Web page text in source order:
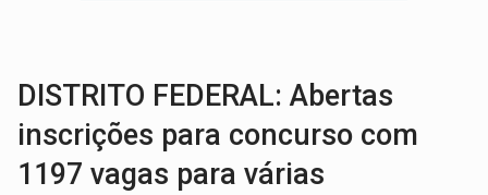
DISTRITO FEDERAL: Abertas
inscrições para concurso com
1197 vagas para várias